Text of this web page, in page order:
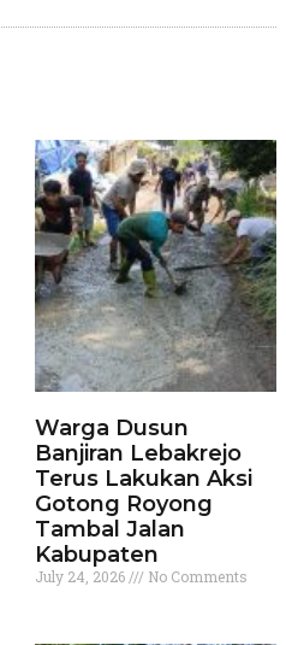
Warga Dusun
Banjiran Lebakrejo
Terus Lakukan Aksi
Gotong Royong
Tambal Jalan
Kabupaten
July 24, 2026 No Comments